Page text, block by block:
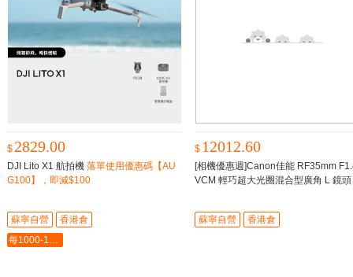
$ 2829.00
DJI Lito X1 航拍機 落單使用優惠碼【AU
G100】，即減$100
蘇寧自營
香港倉
每1000-100最多-5000
$ 12012.60
[相機優惠週]Canon佳能 RF35mm
VCM 輕巧超大光圈混合型廣角 L 鏡頭
蘇寧自營 香港倉